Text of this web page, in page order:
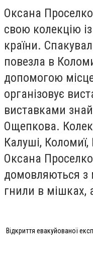
Оксана
свою колекцію
країни.
повезла в
допомогою
організовує
виставками
Ощепкова.
Калуші,
Оксана
домовляються з
гнили в мішках,
Відкриття евакуйованої